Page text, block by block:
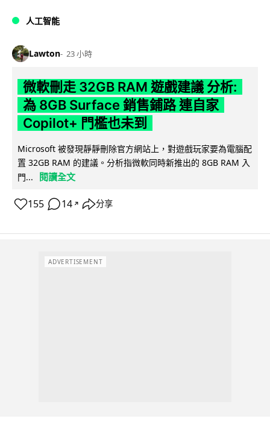
人工智能
Lawton 23 小時
微軟刪走 32GB RAM 遊戲建議 分析:
為 8GB Surface 銷售鋪路 連自家
Copilot+ 門檻也未到
Microsoft 被發現靜靜刪除官方網站上，對遊戲玩家要為電腦配
置 32GB RAM 的建議。分析指微軟同時新推出的 8GB RAM 入
門...
閱讀全文
155 14 ↗ 分享
ADVERTISEMENT